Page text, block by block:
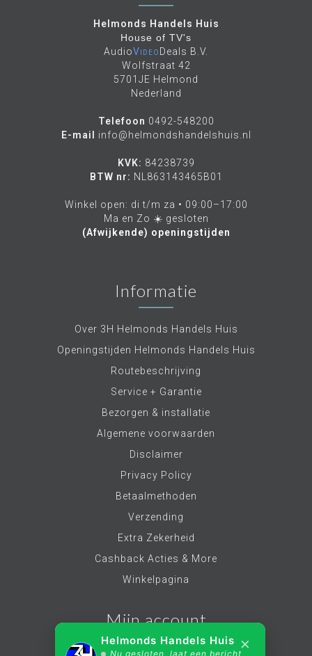
Helmonds Handels Huis
House of TV's
AudioVideoDeals B.V.
Wolfstraat 42
5701JE Helmond
Nederland
Telefoon 0492-548200
E-mail
info@helmondshandelshuis.nl
KVK: 84238739
BTW nr: NL863143465B01
Winkel open: di t/m za • 09:00–17:00
Ma en Zo ☀️ gesloten
(Afwijkende) openingstijden
Informatie
Over 3H Helmonds Handels Huis
Openingstijden Helmonds Handels Huis
Routebeschrijving
Service + Garantie
Bezorgen & installatie
Algemene voorwaarden
Disclaimer
Privacy Policy
Betaalmethoden
Verzending
Extra Zekerheid
Cashback Acties & More
Winkelpagina
Mijn account
Helmonds Handels Huis
Nu gesloten, laat een bericht
×